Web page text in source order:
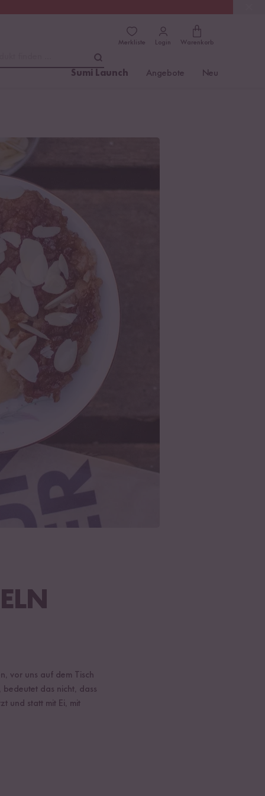
Merkliste Login Warenkorb
Sumi Launch Angebote Neu
vor uns auf dem Tisch
das nicht, dass
und statt mit Ei, mit